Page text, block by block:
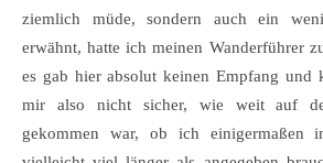
ziemlich müde, sondern auch ein
erwähnt, hatte ich meinen Wanderführer
es gab hier absolut keinen Empfang und
mir also nicht sicher, wie weit auf
gekommen war, ob ich